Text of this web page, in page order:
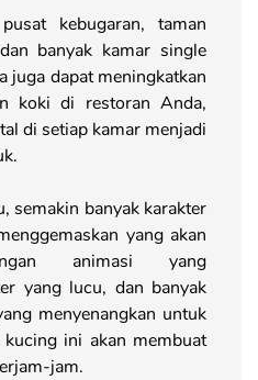
kebugaran, taman
banyak kamar single
juga dapat meningkatkan
koki di restoran Anda,
di setiap kamar menjadi
semakin banyak karakter
yang akan
animasi yang
yang lucu, dan banyak
menyenangkan untuk
ini akan membuat
jam.